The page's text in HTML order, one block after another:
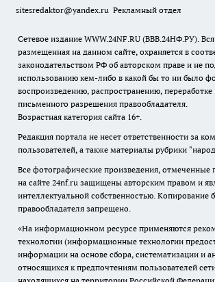
sitesredaktor@yandex.ru Рекламный отдел
Сетевое издание WWW.24NF.RU (ВВВ.24НФ.РУ).
размещенная на данном сайте, охраняется в
законодательством РФ об авторском праве и не
использованию кем-либо в какой бы то ни было
воспроизведению, распространению, переработке
письменного разрешения правообладателя.
Возрастная категория сайта 16+.
Редакция портала не несет ответственности за
пользователей, а также материалы рубрики
Все фотографические произведения, отмеченные
на сайте 24nf.ru защищены авторским правом и
интеллектуальной собственностью. Копирование
правообладателя запрещено.
«На информационном ресурсе применяются
технологии (информационные технологии
информации на основе сбора, систематизации и
относящихся к предпочтениям пользователей